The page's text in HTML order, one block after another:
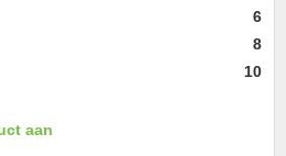
6
8
10
aan